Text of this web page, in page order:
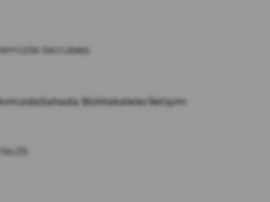
temizlik tecrübesi
Sahada BizMakaleler İletişim